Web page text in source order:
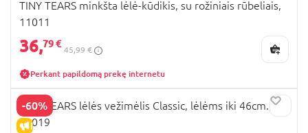
TINY TEARS minkšta lėlė-kūdikis, su rožiniais rūbeliais,
11011
36,79 €
45,99 €
Perkant papildomą prekę internetu
-60%
IŠPARDAVIMAS
TINY TEARS lėlės vežimėlis Classic, lėlėms iki 46cm.,
11019